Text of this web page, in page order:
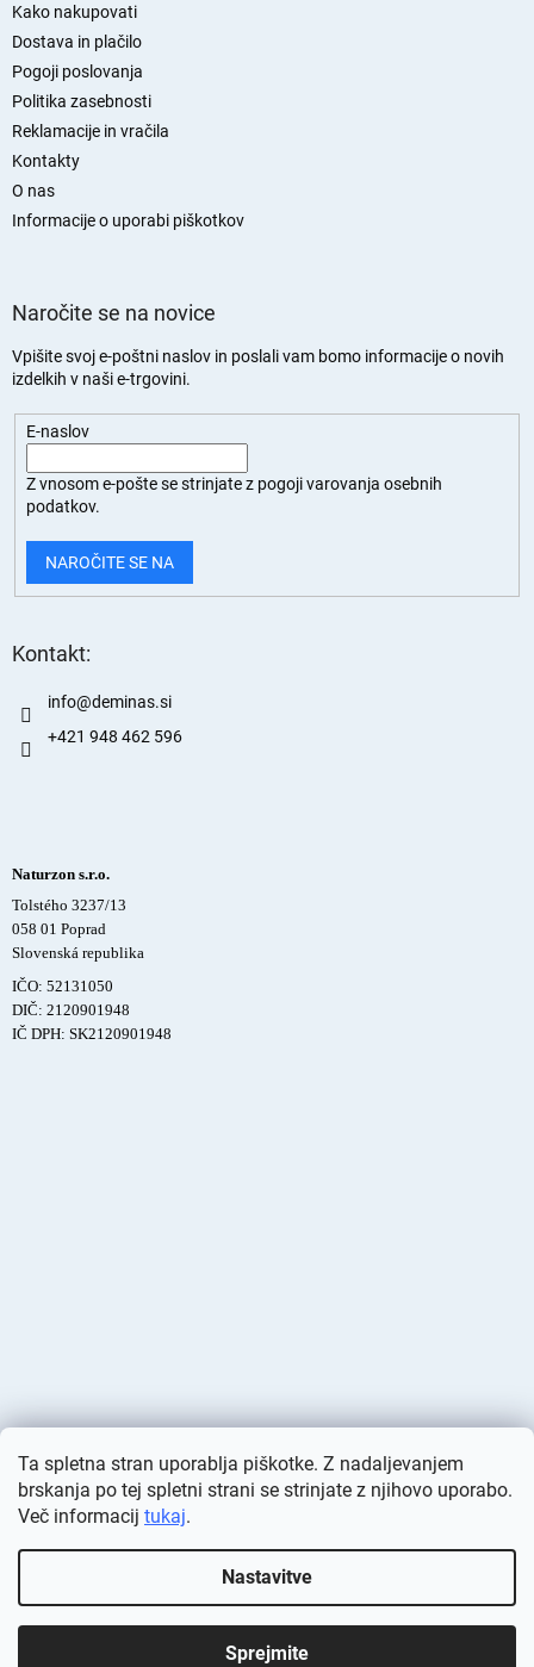
Ta spletna stran uporablja piškotke. Z nadaljevanjem
brskanja po tej spletni strani se strinjate z njihovo uporabo.
Več informacij tukaj.
Nastavitve
Sprejmite
Kako nakupovati
Dostava in plačilo
Pogoji poslovanja
Politika zasebnosti
Reklamacije in vračila
Kontakty
O nas
Informacije o uporabi piškotkov
Naročite se na novice
Vpišite svoj e-poštni naslov in poslali vam bomo informacije o novih
izdelkih v naši e-trgovini.
E-naslov
Z vnosom e-pošte se strinjate z pogoji varovanja osebnih
podatkov.
NAROČITE SE NA
Kontakt:
info@deminas.si
+421 948 462 596
Naturzon s.r.o.
Tolstého 3237/13
058 01 Poprad
Slovenská republika
IČO: 52131050
DIČ: 2120901948
IČ DPH: SK2120901948